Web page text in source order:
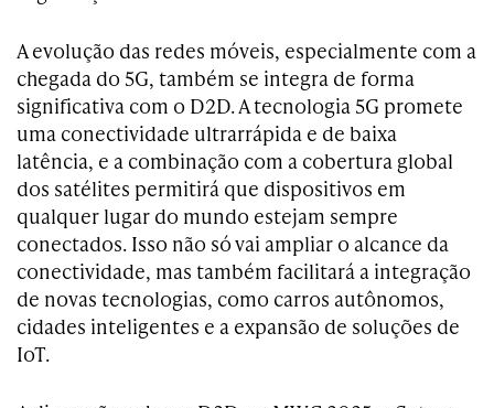
A evolução das redes móveis, especialmente com a
chegada do 5G, também se integra de forma
significativa com o D2D. A tecnologia 5G promete
uma conectividade ultrarrápida e de baixa
latência, e a combinação com a cobertura global
dos satélites permitirá que dispositivos em
qualquer lugar do mundo estejam sempre
conectados. Isso não só vai ampliar o alcance da
conectividade, mas também facilitará a integração
de novas tecnologias, como carros autônomos,
cidades inteligentes e a expansão de soluções de
IoT.